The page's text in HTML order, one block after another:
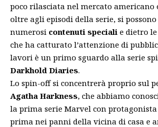
poco rilasciata nel mercato americano
oltre agli episodi della serie, si
numerosi contenuti speciali e dietro
che ha catturato l’attenzione di
lavori è un primo sguardo alla serie
Darkhold Diaries.
Lo spin-off si concentrerà proprio sul
Agatha Harkness, che abbiamo
la prima serie Marvel con protagonista
prima nei panni della vicina di casa e